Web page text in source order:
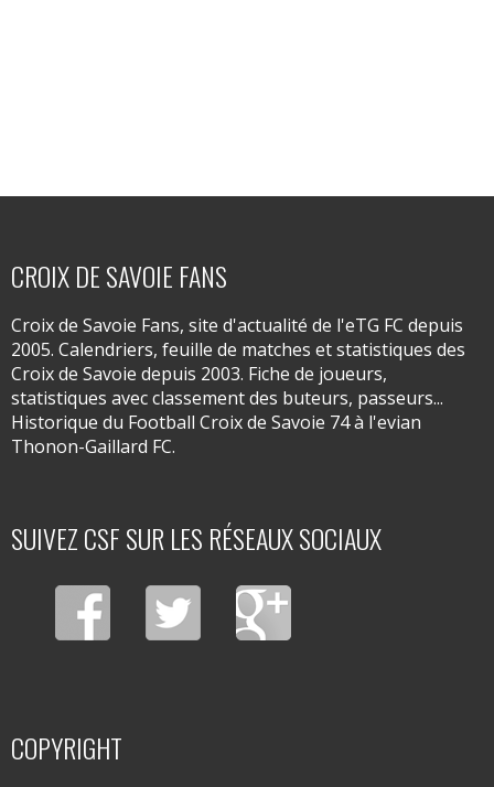
CROIX DE SAVOIE FANS
Croix de Savoie Fans, site d'actualité de l'eTG FC depuis
2005. Calendriers, feuille de matches et statistiques des
Croix de Savoie depuis 2003. Fiche de joueurs,
statistiques avec classement des buteurs, passeurs...
Historique du Football Croix de Savoie 74 à l'evian
Thonon-Gaillard FC.
SUIVEZ CSF SUR LES RÉSEAUX SOCIAUX
COPYRIGHT